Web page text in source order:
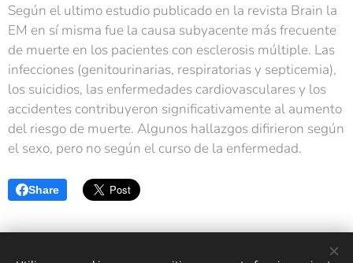
Según el ultimo estudio publicado en la revista Brain la
EM en sí misma fue la causa subyacente más frecuente
de muerte en los pacientes con esclerosis múltiple. Las
infecciones (genitourinarias, respiratorias y septicemia),
los suicidios, las enfermedades cardiovasculares y los
accidentes contribuyeron significativamente al aumento
del riesgo de muerte. Algunos hallazgos difirieron según
el sexo, pero no según el curso de la enfermedad.
Share